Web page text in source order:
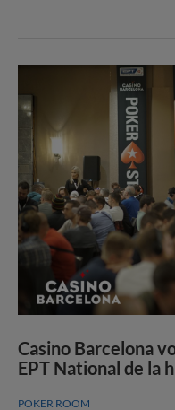
Casino Barcelona
EPT National de la
POKER ROOM